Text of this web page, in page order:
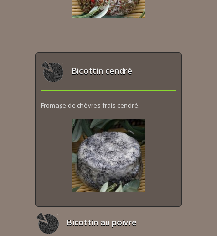
Bicottin cendré
Fromage de chèvres frais cendré.
Bicottin au poivre